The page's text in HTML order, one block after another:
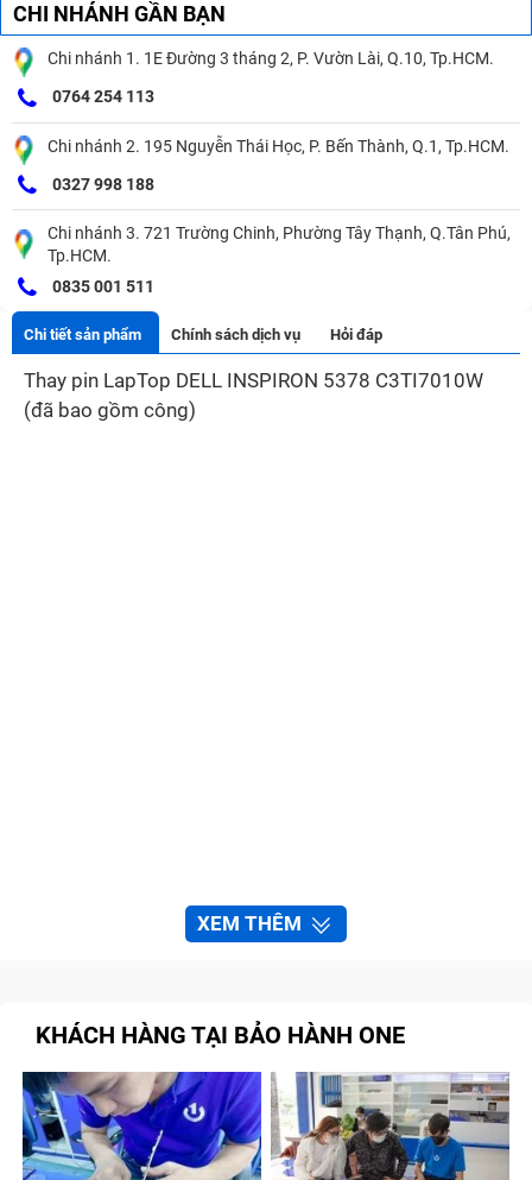
CHI NHÁNH GẦN BẠN
Chi nhánh 1. 1E Đường 3 tháng 2, P. Vườn Lài, Q.10, Tp.HCM.
0764 254 113
Chi nhánh 2. 195 Nguyễn Thái Học, P. Bến Thành, Q.1, Tp.HCM.
0327 998 188
Chi nhánh 3. 721 Trường Chinh, Phường Tây Thạnh, Q.Tân Phú,
Tp.HCM.
0835 001 511
Chi tiết sản phẩm Chính sách dịch vụ Hỏi đáp
Thay pin LapTop DELL INSPIRON 5378 C3TI7010W
(đã bao gồm công)
XEM THÊM
KHÁCH HÀNG TẠI BẢO HÀNH ONE